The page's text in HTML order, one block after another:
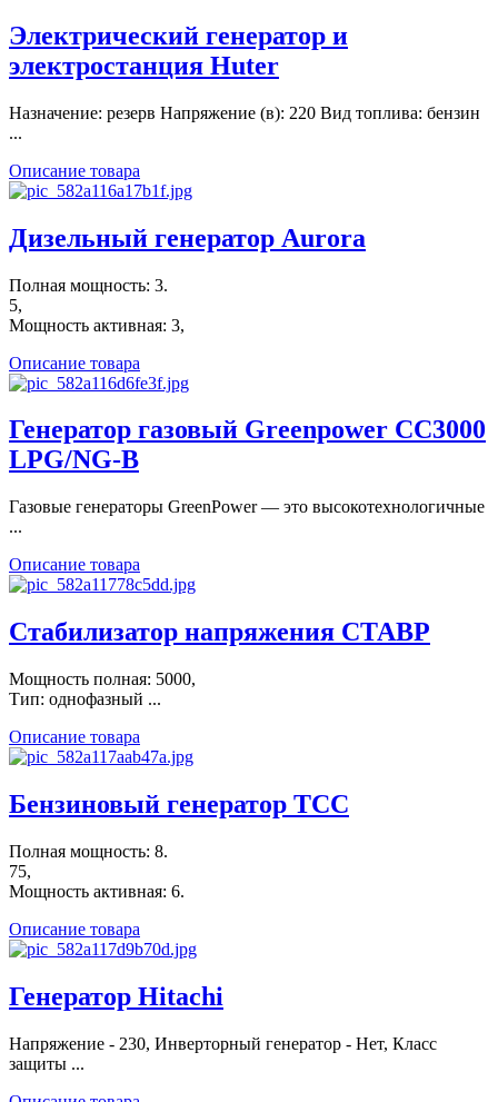
Электрический генератор и
электростанция Huter
Назначение: резерв Напряжение (в): 220 Вид топлива: бензин
...
Описание товара
Дизельный генератор Aurora
Полная мощность: 3.
5,
Мощность активная: 3,
Описание товара
Генератор газовый Greenpower CC3000
LPG/NG-B
Газовые генераторы GreenPower — это высокотехнологичные
...
Описание товара
Стабилизатор напряжения СТАВР
Мощность полная: 5000,
Тип: однофазный ...
Описание товара
Бензиновый генератор ТСС
Полная мощность: 8.
75,
Мощность активная: 6.
Описание товара
Генератор Hitachi
Напряжение - 230, Инверторный генератор - Нет, Класс
защиты ...